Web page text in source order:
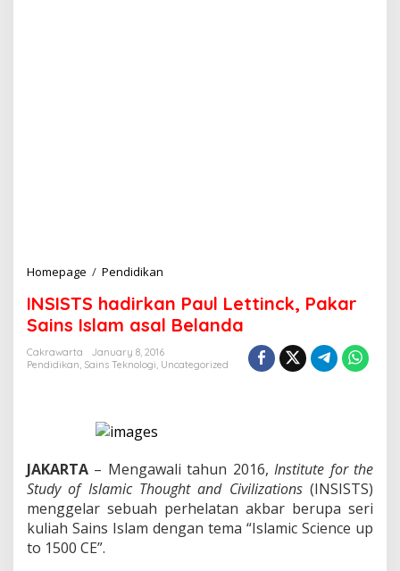
Homepage / Pendidikan
S
I
S
T
S
k
n
P
a
INSISTS hadirkan Paul Lettinck, Pakar
Sains Islam asal Belanda
Cakrawarta
January 8, 2016
Pendidikan, Sains Teknologi, Uncategorized
JAKARTA – Mengawali tahun 2016,Institute for the
Study of Islamic Thought and Civilizations (INSISTS)
menggelar sebuah perhelatan akbar berupa seri
kuliah Sains Islam dengan tema “Islamic Science up
to 1500 CE”.